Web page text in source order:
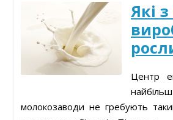
Які
Центр
молокозаводи не гребують